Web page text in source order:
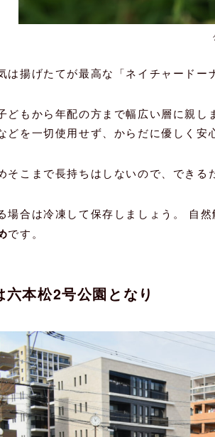
は揚げたてが最高な「ネイチャードー
どもから年配の方まで幅広い層に親し
どを一切使用せず、からだに優しく安
そこまで長持ちはしないので、できる
場合は冷凍して保存しましょう。 自然
です。
六本松2号公園となり